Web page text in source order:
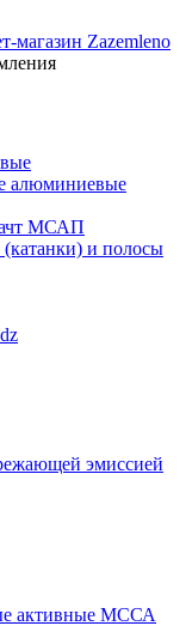
алюминиевые
МСАП
и полосы
эмиссией
активные МССА